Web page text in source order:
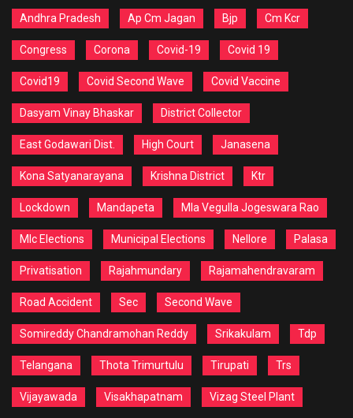
Andhra Pradesh Ap Cm Jagan Bjp Cm Kcr
Congress Corona Covid-19 Covid 19
Covid19 Covid Second Wave Covid Vaccine
Dasyam Vinay Bhaskar District Collector
East Godawari Dist. High Court Janasena
Kona Satyanarayana Krishna District Ktr
Lockdown Mandapeta Mla Vegulla Jogeswara Rao
Mlc Elections Municipal Elections Nellore Palasa
Privatisation Rajahmundary Rajamahendravaram
Road Accident Sec Second Wave
Somireddy Chandramohan Reddy Srikakulam Tdp
Telangana Thota Trimurtulu Tirupati Trs
Vijayawada Visakhapatnam Vizag Steel Plant